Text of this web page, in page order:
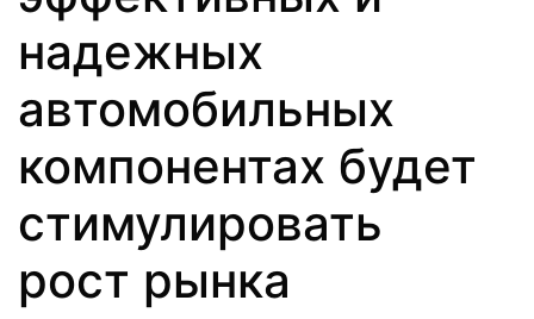
надежных
автомобильных
компонентах будет
стимулировать
рост рынка